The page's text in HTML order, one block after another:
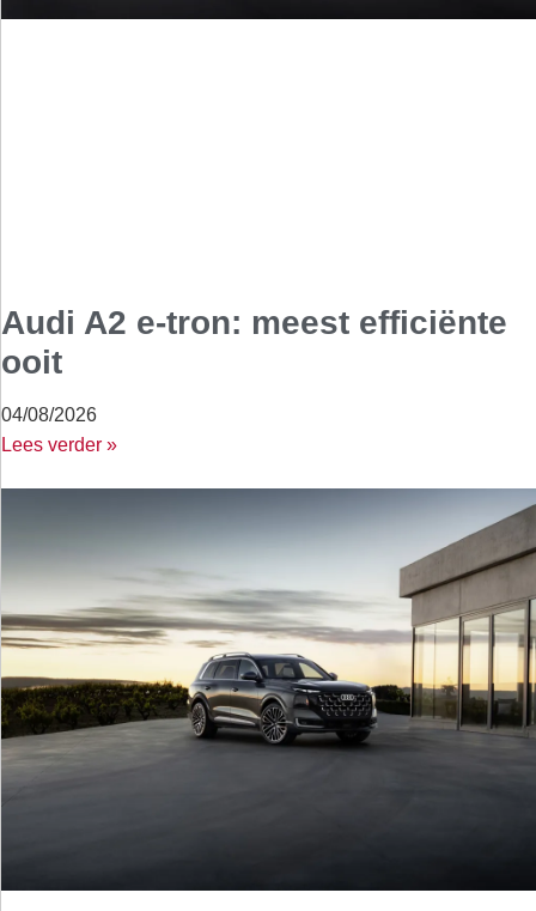
Audi A2 e-tron: meest efficiënte
ooit
04/08/2026
Lees verder »